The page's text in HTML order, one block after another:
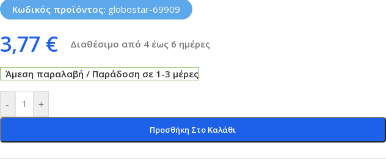
Κωδικός προϊόντος: globostar-69909
3,77 € Διαθέσιμο από 4 έως 6 ημέρες
Άμεση παραλαβή / Παράδοση σε 1-3 μέρες
- +
Προσθήκη Στο Καλάθι